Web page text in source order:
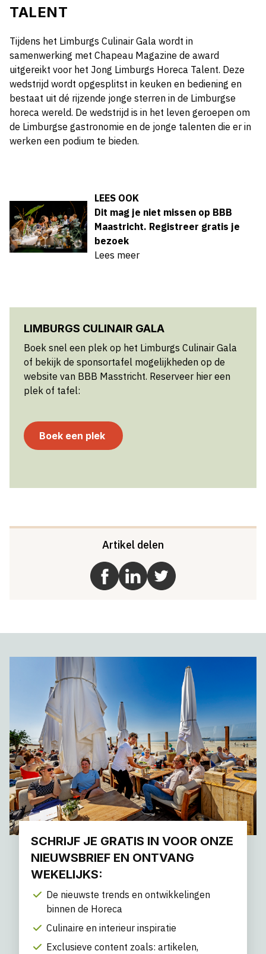
TALENT
Tijdens het Limburgs Culinair Gala wordt in
samenwerking met Chapeau Magazine de award
uitgereikt voor het Jong Limburgs Horeca Talent. Deze
wedstrijd wordt opgesplitst in keuken en bediening en
bestaat uit dé rijzende jonge sterren in de Limburgse
horeca wereld. De wedstrijd is in het leven geroepen om
de Limburgse gastronomie en de jonge talenten die er in
werken een podium te bieden.
LEES OOK
Dit mag je niet missen op BBB
Maastricht. Registreer gratis je
bezoek
Lees meer
LIMBURGS CULINAIR GALA
Boek snel een plek op het Limburgs Culinair Gala
of bekijk de sponsortafel mogelijkheden op de
website van BBB Masstricht. Reserveer hier een
plek of tafel:
Boek een plek
Artikel delen
SCHRIJF JE GRATIS IN VOOR ONZE
NIEUWSBRIEF EN ONTVANG
WEKELIJKS:
De nieuwste trends en ontwikkelingen
binnen de Horeca
Culinaire en interieur inspiratie
Exclusieve content zoals: artikelen,